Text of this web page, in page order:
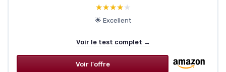
★★★★★
★★★★★
🌟 Excellent
Voir le test complet →
Voir l'offre